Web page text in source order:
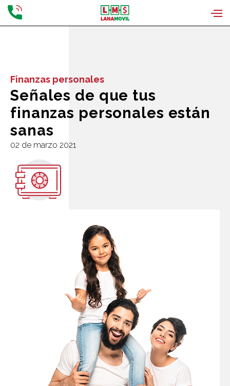
Finanzas personales
Señales de que tus
finanzas personales están
sanas
02 de marzo 2021